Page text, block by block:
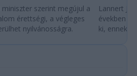
szerint megújul a
érettségi, a végleges
nyilvánosságra.
Lannert
években
ki, ennek